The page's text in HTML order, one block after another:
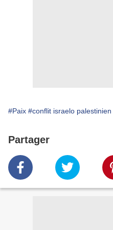
#Paix #conflit israelo palestinien
Partager